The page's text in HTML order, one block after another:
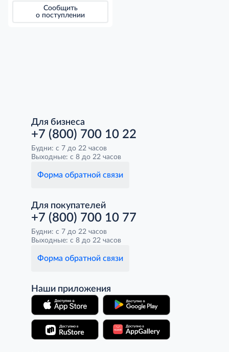
Сообщить
о поступлении
Для бизнеса
+7 (800) 700 10 22
Будни: с 7 до 22 часов
Выходные: с 8 до 22 часов
Форма обратной связи
Для покупателей
+7 (800) 700 10 77
Будни: с 7 до 22 часов
Выходные: с 8 до 22 часов
Форма обратной связи
Наши приложения